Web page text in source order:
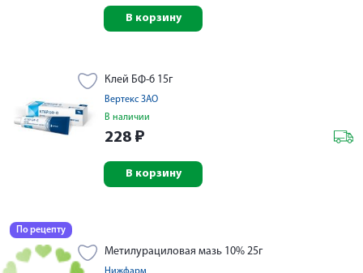
В корзину
Клей БФ-6 15г
Вертекс ЗАО
В наличии
228 ₽
В корзину
По рецепту
Метилурациловая мазь 10% 25г